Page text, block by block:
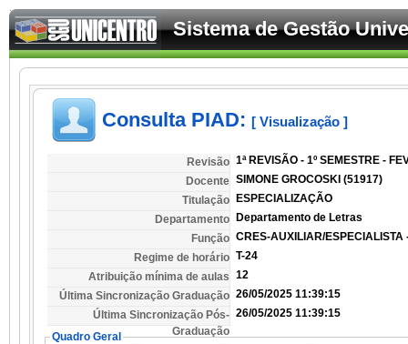
Sistema de Gestão
Consulta PIAD: [ Visualização ]
Revisão 1ª REVISÃO - 1º SEMESTRE -
Docente SIMONE GROCOSKI (51917)
Titulação
ESPECIALIZAÇÃO
Departamento
Departamento de Letras
Função CRES-AUXILIAR/ESPECIALISTA
Regime de horário T-24
Atribuição mínima de aulas 12
Última Sincronização Graduação 26/05/2025 11:39:15
Última Sincronização Pós-
Graduação
26/05/2025 11:39:15
Quadro Geral